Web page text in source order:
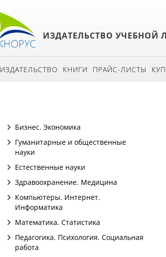
ИЗДАТЕЛЬСТВО УЧЕБНОЙ
ИЗДАТЕЛЬСТВО КНИГИ ПРАЙС-ЛИСТЫ
Бизнес. Экономика
Гуманитарные и общественные
науки
Естественные науки
Здравоохранение. Медицина
Компьютеры. Интернет.
Информатика
Математика. Статистика
Педагогика. Психология. Социальная
работа